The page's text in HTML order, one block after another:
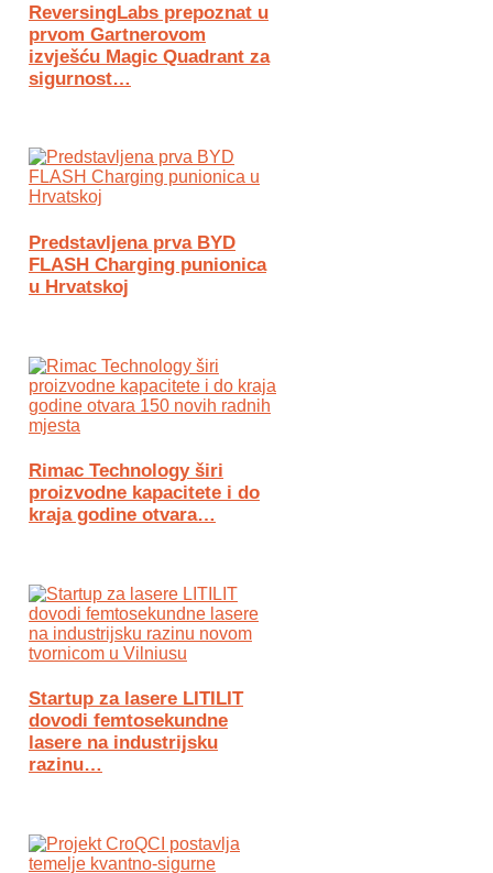
ReversingLabs prepoznat u
prvom Gartnerovom
izvješću Magic Quadrant za
sigurnost…
Predstavljena prva BYD
FLASH Charging punionica
u Hrvatskoj
Rimac Technology širi
proizvodne kapacitete i do
kraja godine otvara…
Startup za lasere LITILIT
dovodi femtosekundne
lasere na industrijsku
razinu…